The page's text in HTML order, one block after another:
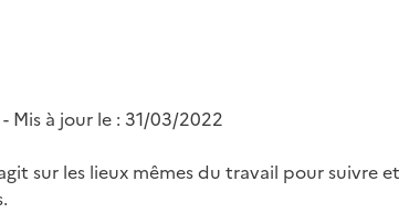
- Mis à jour le : 31/03/2022
sur les lieux mêmes du travail pour suivre